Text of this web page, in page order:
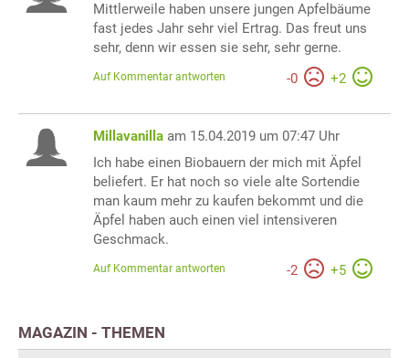
Mittlerweile haben unsere jungen Apfelbäume
fast jedes Jahr sehr viel Ertrag. Das freut uns
sehr, denn wir essen sie sehr, sehr gerne.
-0 +2
Auf Kommentar antworten
Millavanilla am 15.04.2019 um 07:47 Uhr
Ich habe einen Biobauern der mich mit Äpfel
beliefert. Er hat noch so viele alte Sortendie
man kaum mehr zu kaufen bekommt und die
Äpfel haben auch einen viel intensiveren
Geschmack.
-2 +5
Auf Kommentar antworten
MAGAZIN - THEMEN